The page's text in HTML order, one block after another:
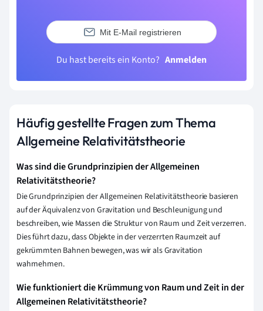
Mit E-Mail registrieren
Du hast bereits ein Konto? Anmelden
Häufig gestellte Fragen zum Thema
Allgemeine Relativitätstheorie
Was sind die Grundprinzipien der Allgemeinen
Relativitätstheorie?
Die Grundprinzipien der Allgemeinen Relativitätstheorie basieren
auf der Äquivalenz von Gravitation und Beschleunigung und
beschreiben, wie Massen die Struktur von Raum und Zeit verzerren.
Dies führt dazu, dass Objekte in der verzerrten Raumzeit auf
gekrümmten Bahnen bewegen, was wir als Gravitation
wahrnehmen.
Wie funktioniert die Krümmung von Raum und Zeit in der
Allgemeinen Relativitätstheorie?